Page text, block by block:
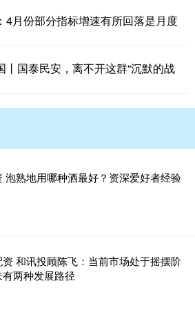
4月份部分指标增速有所回落是月度
丨国泰民安，离不开这群“沉默的战
泡熟地用哪种酒最好？资深爱好者经验
和讯投顾陈飞：当前市场处于摇摆阶
两种发展路径